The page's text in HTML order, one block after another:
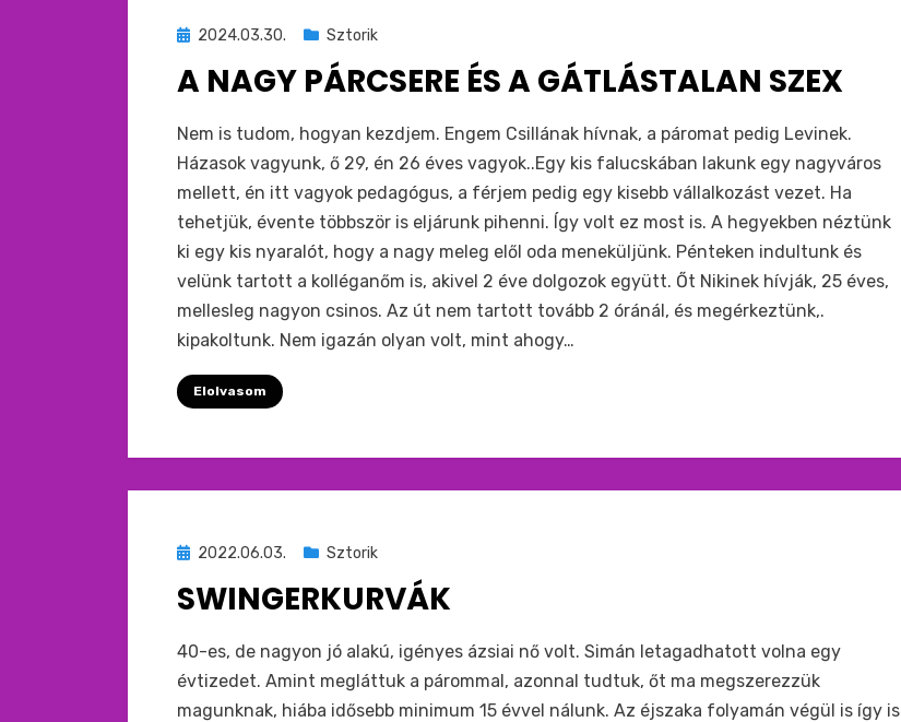
Beküldve
:
2024.03.30. Sztorik
A NAGY PÁRCSERE ÉS A GÁTLÁSTALAN SZEX
by monkey
Nem is tudom, hogyan kezdjem. Engem Csillának hívnak, a páromat pedig Levinek.
Házasok vagyunk, ő 29, én 26 éves vagyok..Egy kis falucskában lakunk egy nagyváros
mellett, én itt vagyok pedagógus, a férjem pedig egy kisebb vállalkozást vezet. Ha
tehetjük, évente többször is eljárunk pihenni. Így volt ez most is. A hegyekben néztünk
ki egy kis nyaralót, hogy a nagy meleg elől oda meneküljünk. Pénteken indultunk és
velünk tartott a kolléganőm is, akivel 2 éve dolgozok együtt. Őt Nikinek hívják, 25 éves,
mellesleg nagyon csinos. Az út nem tartott tovább 2 óránál, és megérkeztünk,.
kipakoltunk. Nem igazán olyan volt, mint ahogy…
Elolvasom
Beküldve
:
2022.06.03. Sztorik
SWINGERKURVÁK
bymonkey
40-es, de nagyon jó alakú, igényes ázsiai nő volt. Simán letagadhatott volna egy
évtizedet. Amint megláttuk a párommal, azonnal tudtuk, őt ma megszerezzük
magunknak, hiába idősebb minimum 15 évvel nálunk. Az éjszaka folyamán végül is így is